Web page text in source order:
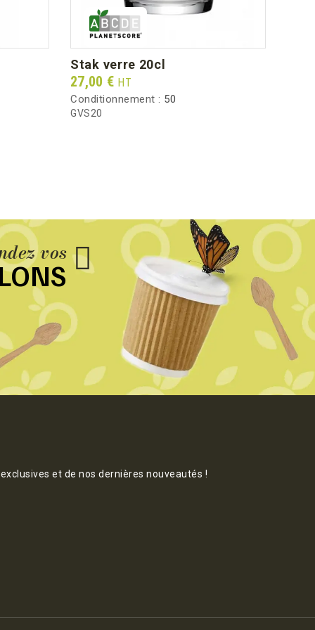
stak verre 20cl
Prix
27,00 € HT
Conditionnement : 50
GVS20
vos
et de nos dernières nouveautés !